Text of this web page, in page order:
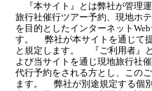
『本サイト』とは弊社が管理
旅行社催行ツアー予約、現地ホ
を目的としたインターネット
す。 弊社が本サイトを通じて
と規定します。 『ご利用者』
よび当サイトを通じ現地旅行社
代行予約をされる方とし、この
ます。 弊社が別途規定する個